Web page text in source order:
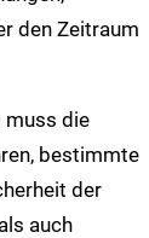
den Zeitraum
muss die
bestimmte
der
auch